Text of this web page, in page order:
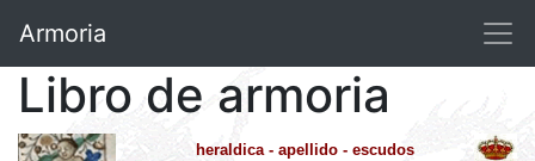
Armoria
Libro de armoria
heraldica - apellido - escudos